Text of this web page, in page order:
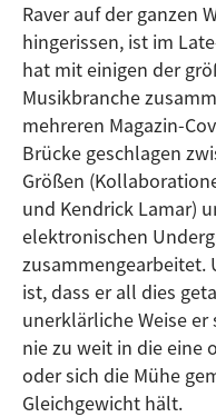
Raver auf der ganzen
hingerissen, ist im
hat mit einigen der
Musikbranche
mehreren Magazin-
Brücke geschlagen
Größen
und Kendrick Lamar)
elektronischen
zusammengearbeitet.
ist, dass er all dies
unerklärliche Weise
nie zu weit in die eine
oder sich die Mühe
Gleichgewicht hält.